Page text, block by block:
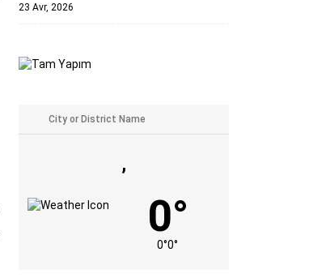
23 Avr, 2026
,
0°
0°0°